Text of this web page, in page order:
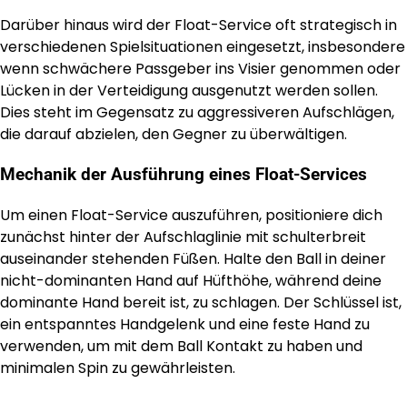
Darüber hinaus wird der Float-Service oft strategisch in
verschiedenen Spielsituationen eingesetzt, insbesondere
wenn schwächere Passgeber ins Visier genommen oder
Lücken in der Verteidigung ausgenutzt werden sollen.
Dies steht im Gegensatz zu aggressiveren Aufschlägen,
die darauf abzielen, den Gegner zu überwältigen.
Mechanik der Ausführung eines Float-Services
Um einen Float-Service auszuführen, positioniere dich
zunächst hinter der Aufschlaglinie mit schulterbreit
auseinander stehenden Füßen. Halte den Ball in deiner
nicht-dominanten Hand auf Hüfthöhe, während deine
dominante Hand bereit ist, zu schlagen. Der Schlüssel ist,
ein entspanntes Handgelenk und eine feste Hand zu
verwenden, um mit dem Ball Kontakt zu haben und
minimalen Spin zu gewährleisten.